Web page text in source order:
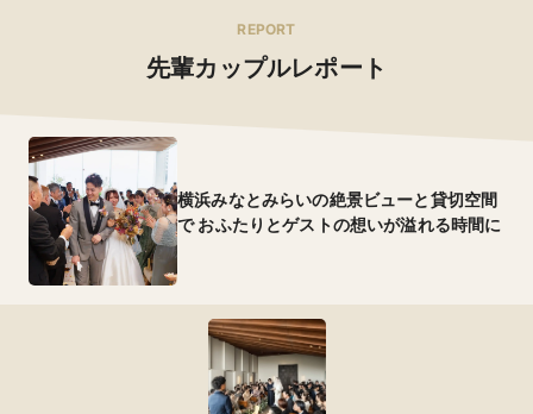
REPORT
先輩カップルレポート
横浜みなとみらいの絶景ビューと貸切空間
で おふたりとゲストの想いが溢れる時間に